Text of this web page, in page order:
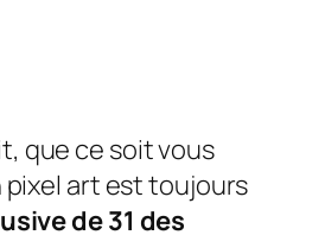
que ce soit vous
pixel art est toujours
de 31 des